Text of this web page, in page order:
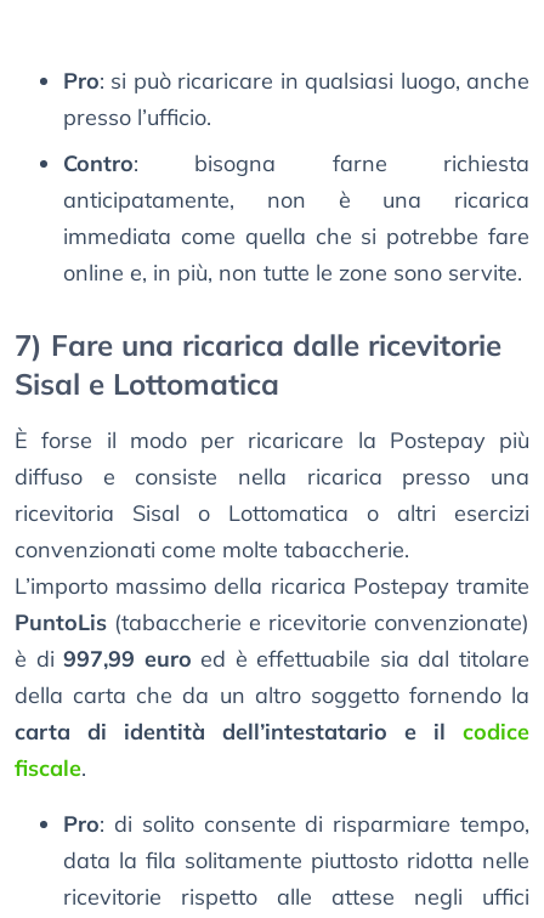
Pro: si può ricaricare in qualsiasi luogo, anche
presso l’ufficio.
Contro: bisogna farne richiesta
anticipatamente, non è una ricarica
immediata come quella che si potrebbe fare
online e, in più, non tutte le zone sono servite.
7) Fare una ricarica dalle ricevitorie
Sisal e Lottomatica
È forse il modo per ricaricare la Postepay più
diffuso e consiste nella ricarica presso una
ricevitoria Sisal o Lottomatica o altri esercizi
convenzionati come molte tabaccherie.
L’importo massimo della ricarica Postepay tramite
PuntoLis (tabaccherie e ricevitorie convenzionate)
è di997,99 euro ed è effettuabile sia dal titolare
della carta che da un altro soggetto fornendo la
carta di identità dell’intestatario e il codice
fiscale.
Pro: di solito consente di risparmiare tempo,
data la fila solitamente piuttosto ridotta nelle
ricevitorie rispetto alle attese negli uffici